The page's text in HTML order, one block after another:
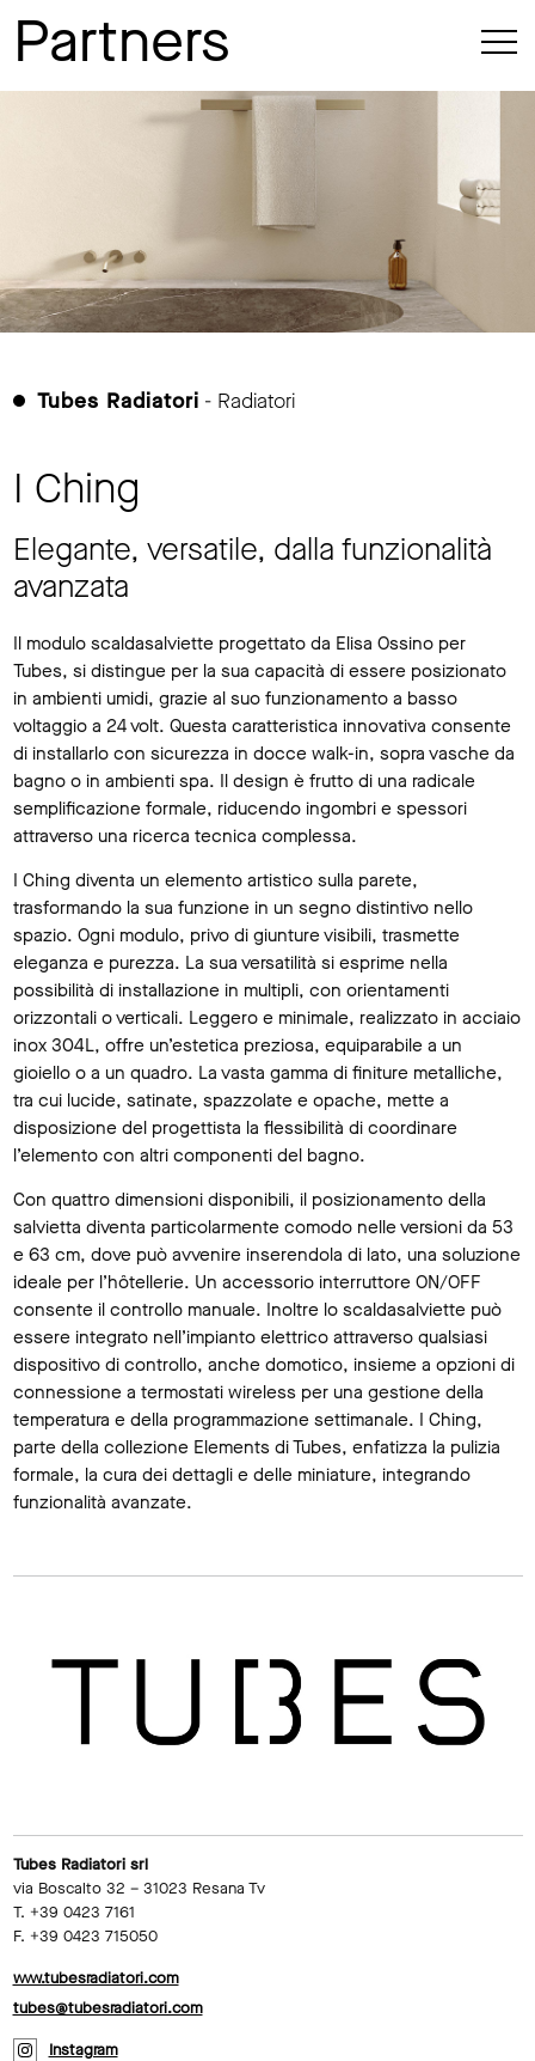
Partners
Tubes Radiatori - Radiatori
I Ching
Elegante, versatile, dalla funzionalità
avanzata
Il modulo scaldasalviette progettato da Elisa Ossino per
Tubes, si distingue per la sua capacità di essere posizionato
in ambienti umidi, grazie al suo funzionamento a basso
voltaggio a 24 volt. Questa caratteristica innovativa consente
di installarlo con sicurezza in docce walk-in, sopra vasche da
bagno o in ambienti spa. Il design è frutto di una radicale
semplificazione formale, riducendo ingombri e spessori
attraverso una ricerca tecnica complessa.
I Ching diventa un elemento artistico sulla parete,
trasformando la sua funzione in un segno distintivo nello
spazio. Ogni modulo, privo di giunture visibili, trasmette
eleganza e purezza. La sua versatilità si esprime nella
possibilità di installazione in multipli, con orientamenti
orizzontali o verticali. Leggero e minimale, realizzato in acciaio
inox 304L, offre un’estetica preziosa, equiparabile a un
gioiello o a un quadro. La vasta gamma di finiture metalliche,
tra cui lucide, satinate, spazzolate e opache, mette a
disposizione del progettista la flessibilità di coordinare
l’elemento con altri componenti del bagno.
Con quattro dimensioni disponibili, il posizionamento della
salvietta diventa particolarmente comodo nelle versioni da 53
e 63 cm, dove può avvenire inserendola di lato, una soluzione
ideale per l’hôtellerie. Un accessorio interruttore ON/OFF
consente il controllo manuale. Inoltre lo scaldasalviette può
essere integrato nell’impianto elettrico attraverso qualsiasi
dispositivo di controllo, anche domotico, insieme a opzioni di
connessione a termostati wireless per una gestione della
temperatura e della programmazione settimanale. I Ching,
parte della collezione Elements di Tubes, enfatizza la pulizia
formale, la cura dei dettagli e delle miniature, integrando
funzionalità avanzate.
Tubes Radiatori srl
via Boscalto 32 – 31023 Resana Tv
T. +39 0423 7161
F. +39 0423 715050
www.tubesradiatori.com
tubes@tubesradiatori.com
Instagram